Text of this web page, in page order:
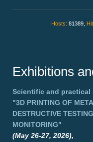
Hosts: 81389,
Exhibitions
Scientific and practical
"3D PRINTING OF
DESTRUCTIVE
MONITORING"
(May 26-27, 2026),